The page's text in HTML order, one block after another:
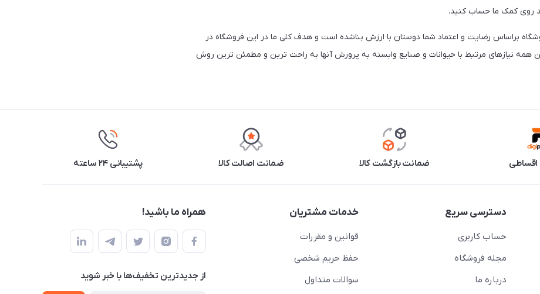
روی کمک ما حساب کنید.
براساس رضایت و اعتماد شما دوستان با ارزش بناشده است و هدف کلی ما در این فروشگاه در
همه نیازهای مرتبط با حیوانات و صنایع وابسته به پرورش آنها به راحت ترین و مطمئن ترین روش
اقساطی ضمانت بازگشت کالا ضمانت اصالت کالا پشتیبانی ۲۴ ساعته
دسترسی سریع
حساب کاربری
مجله فروشگاه
درباره ما
خدمات مشتریان
قوانین و مقررات
حفظ حریم شخصی
سوالات متداول
همراه ما باشید!
از جدید‌ترین تخفیف‌ها با‌ خبر شوید